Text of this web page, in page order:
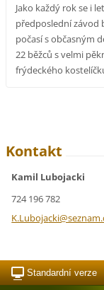
Jako každý rok se i
předposlední závod
počasí s občasným
22 běžců s velmi
frýdeckého
Kontakt
Kamil Lubojacki
724 196 782
K.Lubojacki@sezn
Standardní verze